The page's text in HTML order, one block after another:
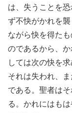
は、失うことを
ず不快がかれを
ながら快を得た
のであるから、
しては次の快を
それは失われ、
である。聖者は
る。かれにはも